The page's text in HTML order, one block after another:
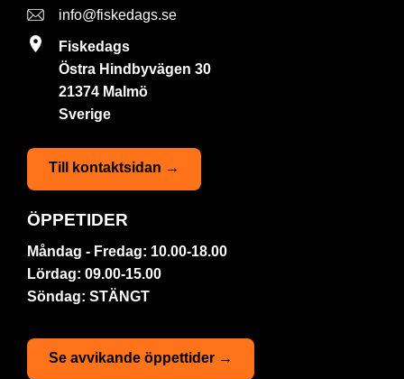
info@fiskedags.se
Fiskedags
Östra Hindbyvägen 30
21374 Malmö
Sverige
Till kontaktsidan →
ÖPPETIDER
Måndag - Fredag: 10.00-18.00
Lördag: 09.00-15.00
Söndag: STÄNGT
Se avvikande öppettider →